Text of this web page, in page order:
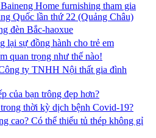
Home furnishing tham gia
Quốc lần thứ 22 (Quảng Châu)
đèn Bắc-haoxue
lại sự đồng hành cho trẻ em
quan trọng như thế nào!
ty TNHH Nội thất gia đình
của bạn trông đẹp hơn?
thời kỳ dịch bệnh Covid-19?
cao? Có thể thiếu tủ thép không gỉ